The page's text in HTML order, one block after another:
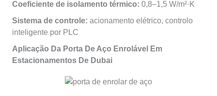
Coeficiente de isolamento térmico: 0,8–1,5 W/m²·K
Sistema de controle: acionamento elétrico, controlo
inteligente por PLC
Aplicação Da Porta De Aço Enrolável Em
Estacionamentos De Dubai